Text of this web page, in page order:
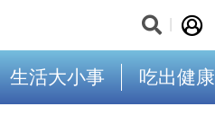
生活大小事 吃出健康